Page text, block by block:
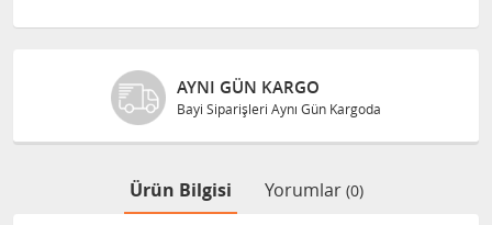
AYNI GÜN KARGO
Bayi Siparişleri Aynı Gün Kargoda
Ürün Bilgisi Yorumlar (0)